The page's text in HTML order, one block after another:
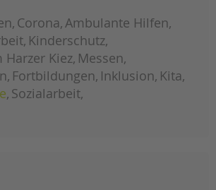
Corona Ambulante Hilfen
Kinderschutz
Harzer Kiez Messen
Fortbildungen Inklusion Kita
Sozialarbeit